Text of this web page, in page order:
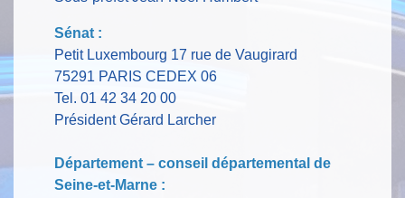
Sénat :
Petit Luxembourg 17 rue de Vaugirard
75291 PARIS CEDEX 06
Tel. 01 42 34 20 00
Président Gérard Larcher
Département – conseil départemental de
Seine-et-Marne :